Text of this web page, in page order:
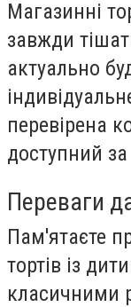
Магазинні
завжди
актуально
перевірена
доступний
Переваги
Пам'ятаєте
тортів із
класичними